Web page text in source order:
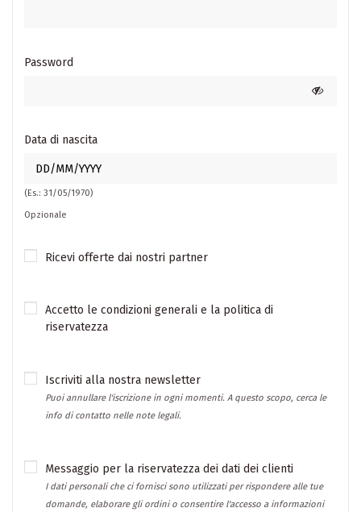
Password
Data di nascita
(Es.: 31/05/1970)
Opzionale
Ricevi offerte dai nostri partner
Accetto le condizioni generali e la politica di
riservatezza
Iscriviti alla nostra newsletter
Puoi annullare l'iscrizione in ogni momenti. A questo scopo, cerca le
info di contatto nelle note legali.
Messaggio per la riservatezza dei dati dei clienti
I dati personali che ci fornisci sono utilizzati per rispondere alle tue
domande, elaborare gli ordini o consentire l'accesso a informazioni